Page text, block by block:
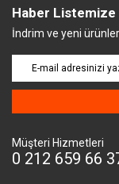
Haber Listemize
İndrim ve yeni
Müşteri Hizmetleri
0 212 659 66